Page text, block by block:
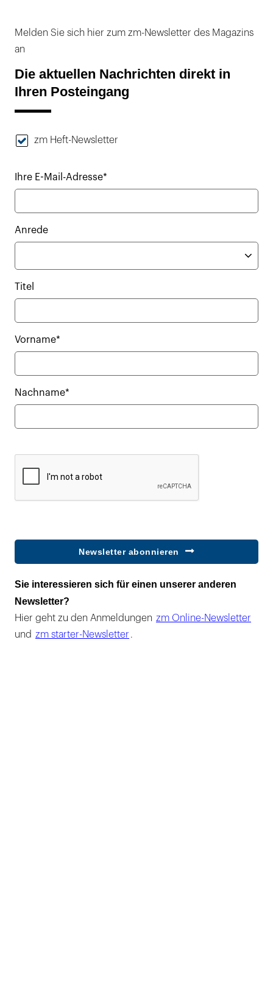
Melden Sie sich hier zum zm-Newsletter des Magazins
an
Die aktuellen Nachrichten direkt in
Ihren Posteingang
zm Heft-Newsletter
Ihre E-Mail-Adresse*
Anrede
Titel
Vorname*
Nachname*
Newsletter abonnieren
Sie interessieren sich für einen unserer anderen
Newsletter?
Hier geht zu den Anmeldungen zm Online-Newsletter
und zm starter-Newsletter .